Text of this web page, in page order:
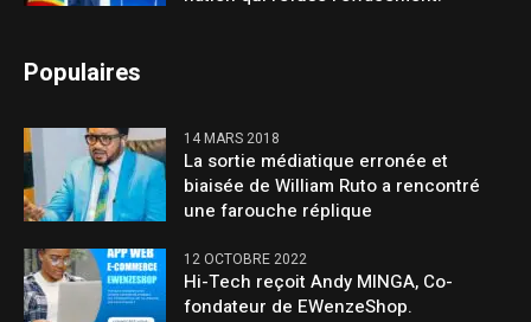
Populaires
14 MARS 2018
La sortie médiatique erronée et
biaisée de William Ruto a rencontré
une farouche réplique
12 OCTOBRE 2022
Hi-Tech reçoit Andy MINGA, Co-
fondateur de EWenzeShop.